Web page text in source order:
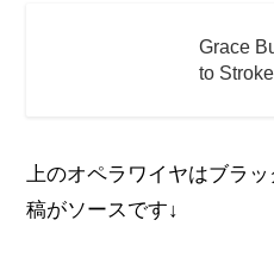
Grace
to
上のオペラワイヤはブラ
稿がソースです↓